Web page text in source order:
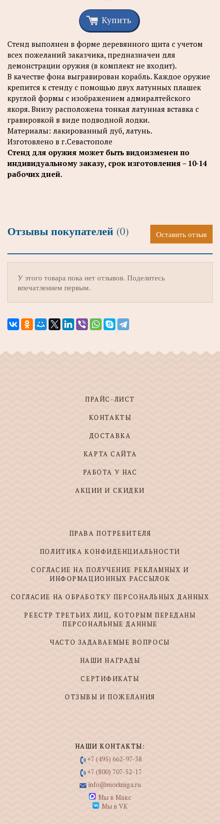
Купить
Стенд выполнен в форме деревянного щита с учетом
всех пожеланий заказчика, предназначен для
демонстрации оружия (в комплект не входит).
В качестве фона выгравирован корабль. Каждое оружие
крепится к стенду с помощью двух латунных плашек
круглой формы с изображением адмиралтейского
якоря. Внизу расположена тонкая латунная вставка с
гравировкой в виде подводной лодки.
Материалы: лакированный дуб, латунь.
Изготовлено в г.Севастополе
Стенд для оружия может быть видоизменен по
индивидуальному заказу, срок изготовления – 10-14
рабочих дней.
Отзывы покупателей (0) Оставить отзыв
У этого товара пока нет отзывов. Поделитесь
впечатлением первым.
ПРАЙС-ЛИСТ
КОНТАКТЫ
ДОСТАВКА
КАРТА САЙТА
РАБОТА У НАС
АКЦИИ И СКИДКИ
ПРАВА ПОТРЕБИТЕЛЯ
ПОЛИТИКА КОНФИДЕНЦИАЛЬНОСТИ
СОГЛАСИЕ НА ПОЛУЧЕНИЕ РЕКЛАМНЫХ И
ИНФОРМАЦИОННЫХ РАССЫЛОК
СОГЛАСИЕ НА ОБРАБОТКУ ПЕРСОНАЛЬНЫХ ДАННЫХ
РЕЕСТР ТРЕТЬИХ ЛИЦ, КОТОРЫМ ПЕРЕДАНЫ
ПЕРСОНАЛЬНЫЕ ДАННЫЕ
ЧАСТО ЗАДАВАЕМЫЕ ВОПРОСЫ
НАШИ НАГРАДЫ
СЕРТИФИКАТЫ
ОТЗЫВЫ И ПОЖЕЛАНИЯ
НАШИ КОНТАКТЫ:
+7 (495) 662-97-58
+7 (800) 707-52-17
info@morkniga.ru
Мы в Макс
Мы в VK